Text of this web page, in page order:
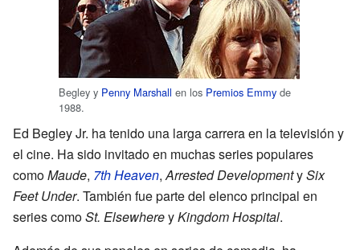
Begley y Penny Marshall en los Premios Emmy de
1988.
Ed Begley Jr. ha tenido una larga carrera en la televisión y
el cine. Ha sido invitado en muchas series populares
comoMaude, 7th Heaven,Arrested DevelopmentySix
Feet Under. También fue parte del elenco principal en
series comoSt. ElsewhereyKingdom Hospital.